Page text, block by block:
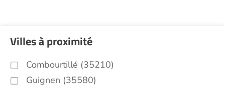
Villes à proximité
Combourtillé (35210)
Guignen (35580)